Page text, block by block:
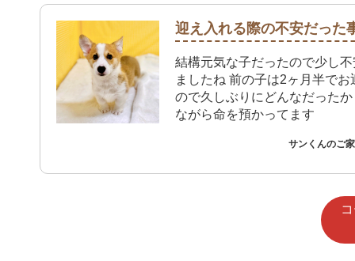
迎え入れる際の不安だった
結構元気な子だったので少し
ましたね 前の子は2ヶ月半でお
ので久しぶりにどんなだった
ながら命を預かってます
サンくんのご